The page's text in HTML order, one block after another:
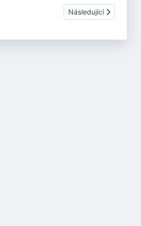
Další článek: Nový
Následující